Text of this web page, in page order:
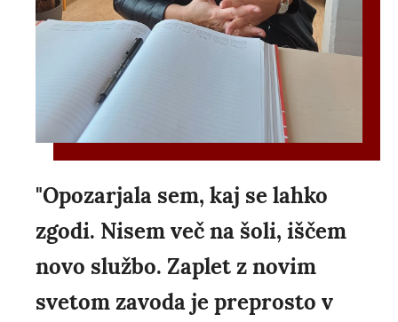
"Opozarjala sem, kaj se lahko
zgodi. Nisem več na šoli, iščem
novo službo. Zaplet z novim
svetom zavoda je preprosto v